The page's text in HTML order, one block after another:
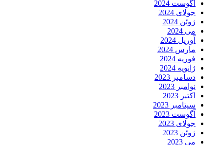
آگوست 2024
جولای 2024
ژوئن 2024
می 2024
آوریل 2024
مارس 2024
فوریه 2024
ژانویه 2024
دسامبر 2023
نوامبر 2023
اکتبر 2023
سپتامبر 2023
آگوست 2023
جولای 2023
ژوئن 2023
می 2023